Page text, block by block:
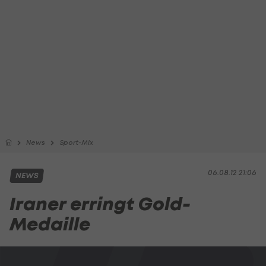
News Sport-Mix
06.08.12 21:06
NEWS
Iraner erringt Gold-
Medaille